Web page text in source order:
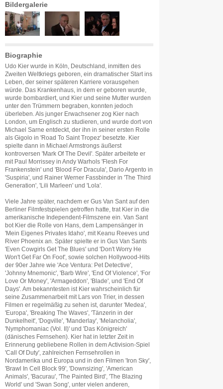
Bildergalerie
Biographie
Udo Kier wurde in Köln, Deutschland, inmitten des
Zweiten Weltkriegs geboren, ein dramatischer Start ins
Leben, der seiner späteren Karriere vorausgehen
würde. Das Krankenhaus, in dem er geboren wurde,
wurde bombardiert, und Kier und seine Mutter wurden
unter den Trümmern begraben, konnten jedoch
überleben. Als junger Erwachsener zog Kier nach
London, um Englisch zu studieren, und wurde dort von
Michael Sarne entdeckt, der ihn in seiner ersten Rolle
als Gigolo in 'Road To Saint Tropez' besetzte. Kier
spielte dann in Michael Armstrongs äußerst
kontroversen 'Mark Of The Devil'. Später arbeitete er
mit Paul Morrissey in Andy Warhols 'Flesh For
Frankenstein' und 'Blood For Dracula', Dario Argento in
'Suspiria', und Rainer Werner Fassbinder in 'The Third
Generation', 'Lili Marleen' und 'Lola'.
Viele Jahre später, nachdem er Gus Van Sant auf den
Berliner Filmfestspielen getroffen hatte, trat Kier in die
amerikanische Independent-Filmszene ein. Van Sant
bot Kier die Rolle von Hans, dem Lampensänger in
'Mein Eigenes Privates Idaho', mit Keanu Reeves und
River Phoenix an. Später spielte er in Gus Van Sants
'Even Cowgirls Get The Blues' und 'Don't Worry He
Won't Get Far On Foot', sowie solchen Hollywood-Hits
der 90er Jahre wie 'Ace Ventura: Pet Detective',
'Johnny Mnemonic', 'Barb Wire', 'End Of Violence', 'For
Love Or Money', 'Armageddon', 'Blade', und 'End Of
Days'. Am bekanntesten ist Kier wahrscheinlich für
seine Zusammenarbeit mit Lars von Trier, in dessen
Filmen er regelmäßig zu sehen ist, darunter 'Medea',
'Europa', 'Breaking The Waves', 'Tänzerin in der
Dunkelheit', 'Dogville', 'Manderlay', 'Melancholia',
'Nymphomaniac (Vol. II)' und 'Das Königreich'
(dänisches Fernsehen). Kier hat in letzter Zeit in
Erinnerung gebliebene Rollen in dem Activision-Spiel
'Call Of Duty', zahlreichen Fernsehrollen in
Nordamerika und Europa und in den Filmen 'Iron Sky',
'Brawl In Cell Block 99', 'Downsizing', 'American
Animals', 'Bacurau', 'The Painted Bird', 'The Blazing
World' und 'Swan Song', unter vielen anderen,